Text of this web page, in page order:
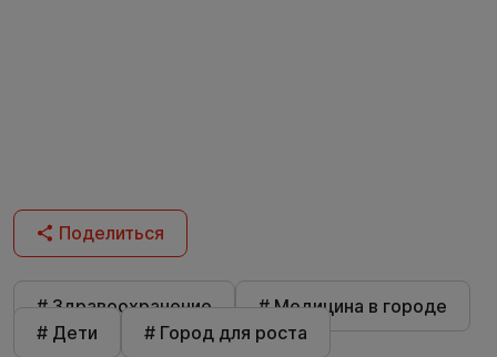
Поделиться
# Здравоохранение
# Медицина в городе
# Дети
# Город для роста